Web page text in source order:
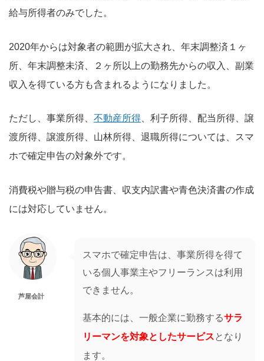
給与所得者のみでした。
2020年からは対象者の範囲が拡大され、年末調整済１ヶ
所、年末調整未済、２ヶ所以上の勤務先からの収入、副業
収入を得ている方も含まれるようになりました。
ただし、事業所得、 不動産所得 、利子所得、配当所得、譲
渡所得、譲渡所得、山林所得、退職所得については、スマ
ホで確定申告の対象外です。
消費税や贈与税の申告書、収支内訳書や青色決済書の作成
には対応していません。
芦屋会計
スマホで確定申告は、事業所得を得て
いる個人事業主やフリーランスは利用
できません。
基本的には、一般企業に勤務するサラ
リーマンを対象としたサービスとなり
ます。